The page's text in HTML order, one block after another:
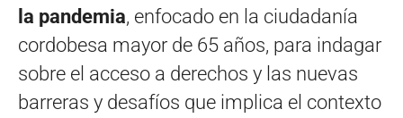
la pandemia, enfocado en la ciudadanía
cordobesa mayor de 65 años, para indagar
sobre el acceso a derechos y las nuevas
barreras y desafíos que implica el contexto